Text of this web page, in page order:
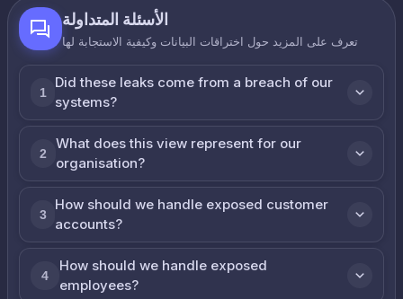
الأسئلة المتداولة
تعرف على المزيد حول اختراقات البيانات وكيفية الاستجابة لها
1
Did these leaks come from a breach of our
systems?
2
What does this view represent for our
organisation?
3
How should we handle exposed customer
accounts?
4
How should we handle exposed
employees?